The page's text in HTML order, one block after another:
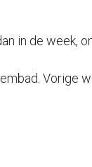
in de week,
Vorige